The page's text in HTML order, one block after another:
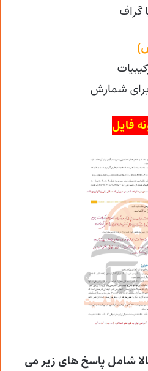
گراف
شمارش
فایل
شامل پاسخ های زیر می